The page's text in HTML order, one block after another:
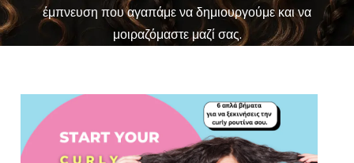
έμπνευση που αγαπάμε να δημιουργούμε και να
μοιραζόμαστε μαζί σας.